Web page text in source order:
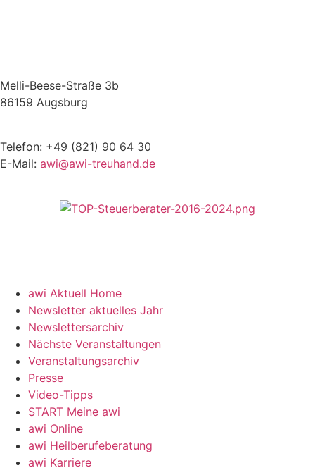
Melli-Beese-Straße 3b
86159 Augsburg
Telefon: +49 (821) 90 64 30
E-Mail: awi@awi-treuhand.de
awi Aktuell Home
Newsletter aktuelles Jahr
Newslettersarchiv
Nächste Veranstaltungen
Veranstaltungsarchiv
Presse
Video-Tipps
START Meine awi
awi Online
awi Heilberufeberatung
awi Karriere